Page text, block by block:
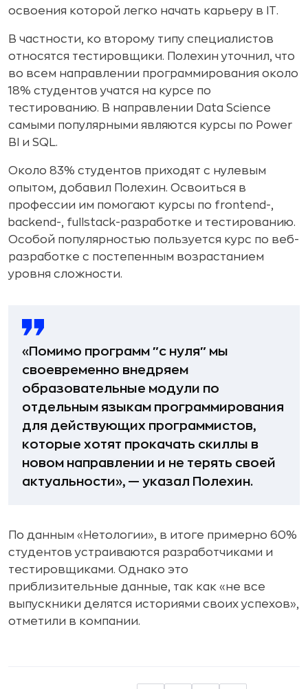
освоения которой легко начать карьеру в IT.
В частности, ко второму типу специалистов
относятся тестировщики. Полехин уточнил, что
во всем направлении программирования около
18% студентов учатся на курсе по
тестированию. В направлении Data Science
самыми популярными являются курсы по Power
BI и SQL.
Около 83% студентов приходят с нулевым
опытом, добавил Полехин. Освоиться в
профессии им помогают курсы по frontend-,
backend-, fullstack-разработке и тестированию.
Особой популярностью пользуется курс по веб-
разработке с постепенным возрастанием
уровня сложности.
«Помимо программ ″с нуля″ мы
своевременно внедряем
образовательные модули по
отдельным языкам программирования
для действующих программистов,
которые хотят прокачать скиллы в
новом направлении и не терять своей
актуальности», — указал Полехин.
По данным «Нетологии», в итоге примерно 60%
студентов устраиваются разработчиками и
тестировщиками. Однако это
приблизительные данные, так как «не все
выпускники делятся историями своих успехов»,
отметили в компании.